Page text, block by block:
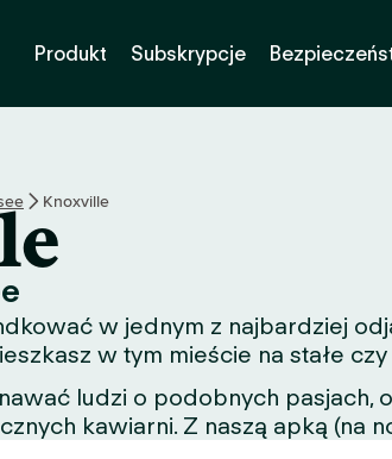
Produkt Subskrypcje
Knoxville
w jednym z najbardziej
w tym mieście na stałe
ludzi o podobnych
kawiarni. Z naszą apką (na